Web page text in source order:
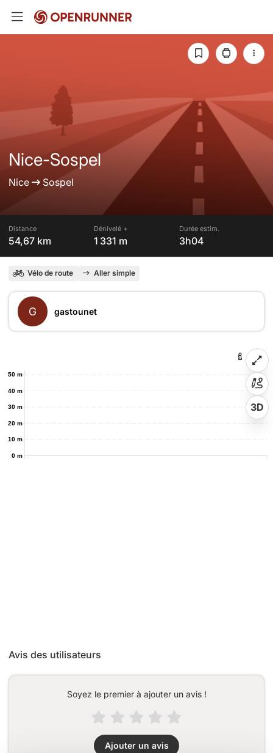
Nice-Sospel
Nice Sospel
Distance
54,67 km
Dénivelé +
1 331 m
Durée estim.
3h04
Vélo de route Aller simple
G gastounet
0 m
10 m
20 m
30 m
40 m
50 m
3D
Avis des utilisateurs
Soyez le premier à ajouter un avis !
Ajouter un avis